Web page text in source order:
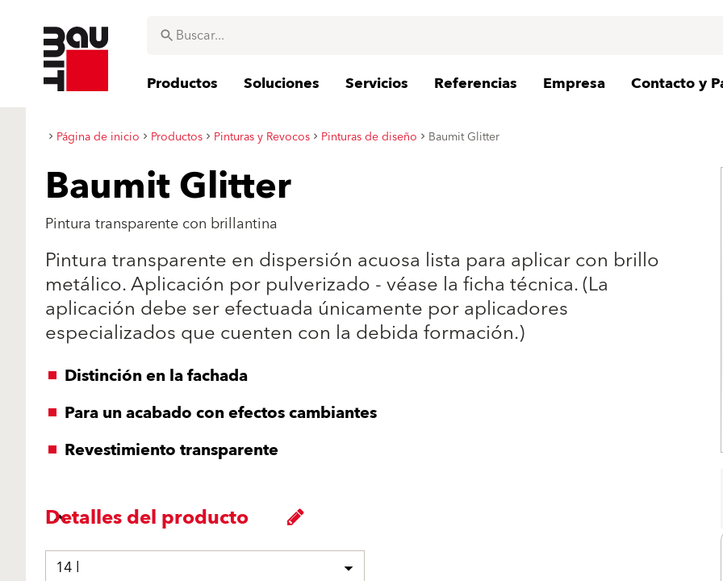
Productos Soluciones Servicios Referencias Empresa Contacto y
Página de inicio Productos Pinturas y Revocos Pinturas de diseño Baumit Glitter
Baumit Glitter
Pintura transparente con brillantina
Pintura transparente en dispersión acuosa lista para aplicar con brillo
metálico. Aplicación por pulverizado - véase la ficha técnica. (La
aplicación debe ser efectuada únicamente por aplicadores
especializados que cuenten con la debida formación.)
Distinción en la fachada
Para un acabado con efectos cambiantes
Revestimiento transparente
Detalles del producto
14 l